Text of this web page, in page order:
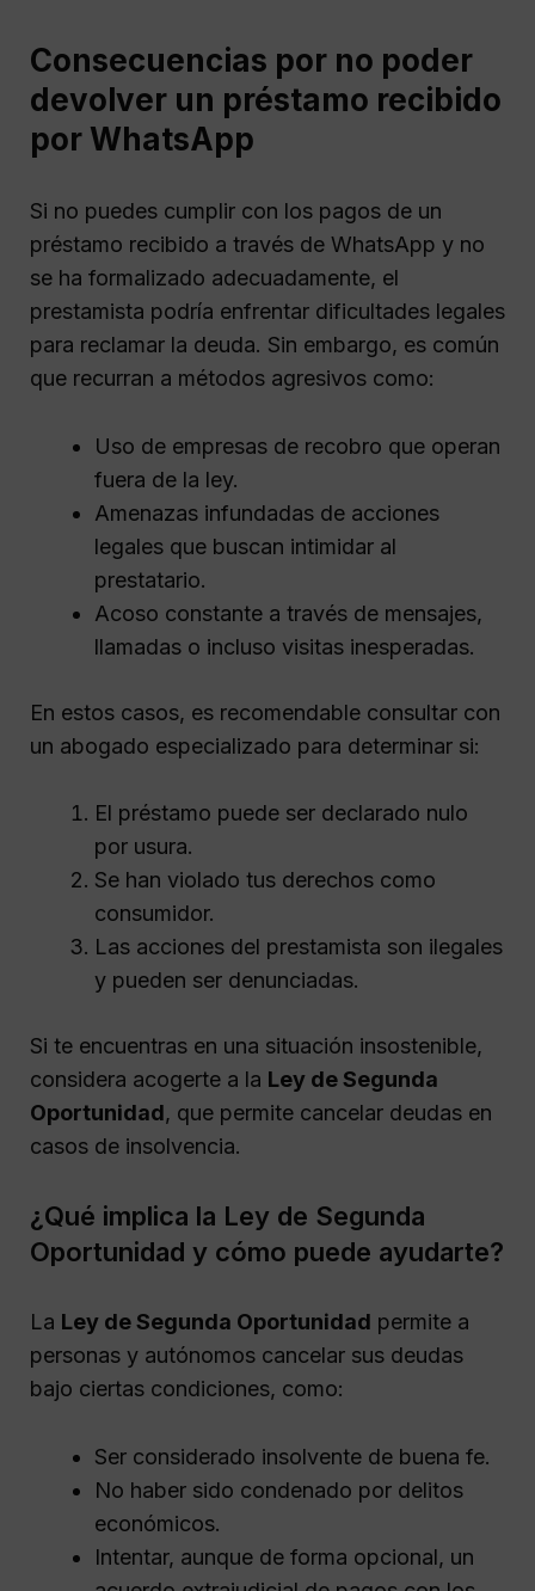
Consecuencias por no poder
devolver un préstamo recibido
por WhatsApp
Si no puedes cumplir con los pagos de un
préstamo recibido a través de WhatsApp y no
se ha formalizado adecuadamente, el
prestamista podría enfrentar dificultades legales
para reclamar la deuda. Sin embargo, es común
que recurran a métodos agresivos como:
Uso de empresas de recobro que operan
fuera de la ley.
Amenazas infundadas de acciones
legales que buscan intimidar al
prestatario.
Acoso constante a través de mensajes,
llamadas o incluso visitas inesperadas.
En estos casos, es recomendable consultar con
un abogado especializado para determinar si:
El préstamo puede ser declarado nulo
por usura.
Se han violado tus derechos como
consumidor.
Las acciones del prestamista son ilegales
y pueden ser denunciadas.
Si te encuentras en una situación insostenible,
considera acogerte a la Ley de Segunda
Oportunidad, que permite cancelar deudas en
casos de insolvencia.
¿Qué implica la Ley de Segunda
Oportunidad y cómo puede ayudarte?
La Ley de Segunda Oportunidad permite a
personas y autónomos cancelar sus deudas
bajo ciertas condiciones, como:
Ser considerado insolvente de buena fe.
No haber sido condenado por delitos
económicos.
Intentar, aunque de forma opcional, un